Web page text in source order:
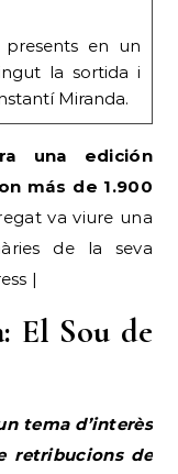
presents en un
la sortida i
Miranda.
una edición
más de 1.900
va viure una
de la seva
|
El Sou de
tema d’interès
retribucions de